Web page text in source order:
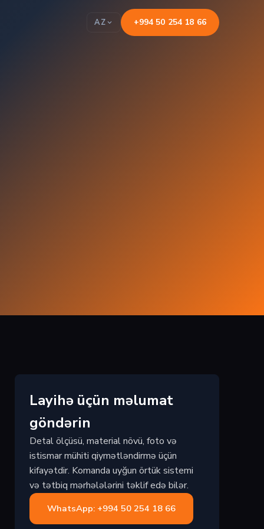
AZ +994 50 254 18 66
Layihə üçün məlumat
göndərin
Detal ölçüsü, material növü, foto və
istismar mühiti qiymətləndirmə üçün
kifayətdir. Komanda uyğun örtük sistemi
və tətbiq mərhələlərini təklif edə bilər.
WhatsApp: +994 50 254 18 66